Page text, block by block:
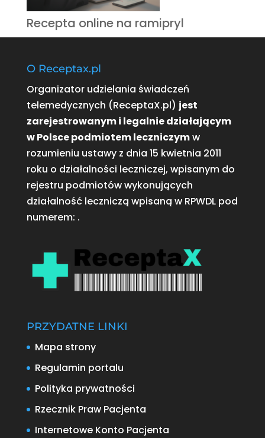
Recepta online na ramipryl
O Receptax.pl
Organizator udzielania świadczeń
telemedycznych (ReceptaX.pl) jest
zarejestrowanym i legalnie działającym
w Polsce podmiotem leczniczymw
rozumieniu ustawy z dnia 15 kwietnia 2011
roku o działalności leczniczej, wpisanym do
rejestru podmiotów wykonujących
działalność leczniczą wpisaną w RPWDL pod
numerem: .
PRZYDATNE LINKI
Mapa strony
Regulamin portalu
Polityka prywatności
Rzecznik Praw Pacjenta
Internetowe Konto Pacjenta